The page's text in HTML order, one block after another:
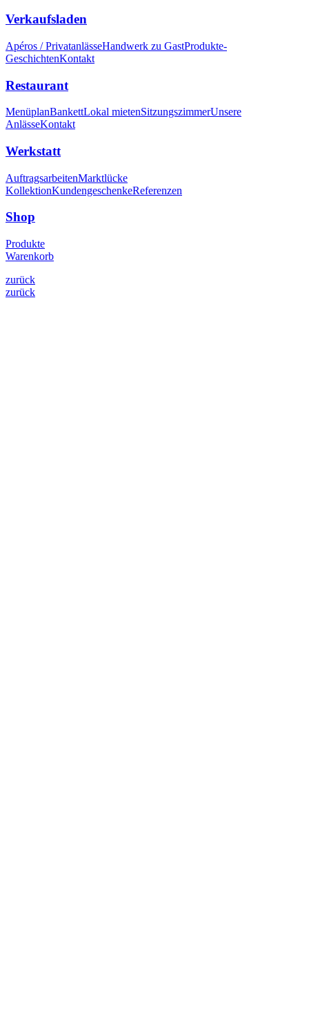
Verkaufsladen
Apéros / PrivatanlässeHandwerk zu GastProdukte-
GeschichtenKontakt
Restaurant
MenüplanBankettLokal mietenSitzungszimmerUnsere
AnlässeKontakt
Werkstatt
AuftragsarbeitenMarktlücke
KollektionKundengeschenkeReferenzen
Shop
Produkte
Warenkorb
zurück
zurück